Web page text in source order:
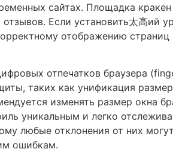
сайтах. Площадка
Если установить太高ий
отображению
отпечатков браузера
таких как унификация
изменять размер окна
уникальным и легко
любые отклонения от них
ошибкам.